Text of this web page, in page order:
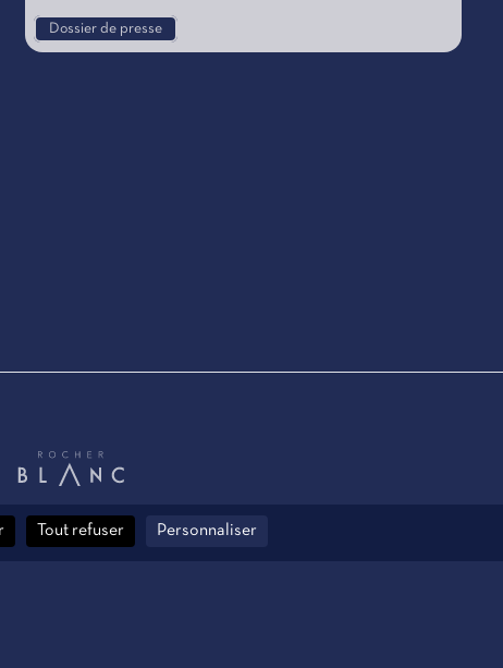
Dossier de presse
Tout refuser Personnaliser